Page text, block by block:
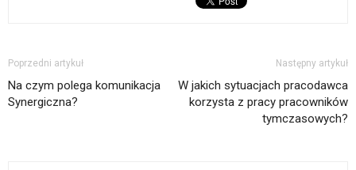
Poprzedni artykuł
Na czym polega komunikacja
Synergiczna?
Następny artykuł
W jakich sytuacjach pracodawca
korzysta z pracy pracowników
tymczasowych?